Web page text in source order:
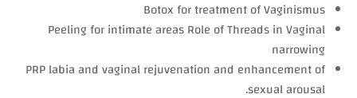
Botox for treatment of Vaginismus
Peeling for intimate areas Role of Threads in Vaginal
narrowing
PRP labia and vaginal rejuvenation and enhancement of
sexual arousal.